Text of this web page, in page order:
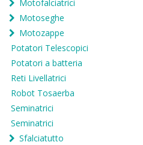
Motofalciatrici
Motoseghe
Motozappe
Potatori Telescopici
Potatori a batteria
Reti Livellatrici
Robot Tosaerba
Seminatrici
Seminatrici
Sfalciatutto